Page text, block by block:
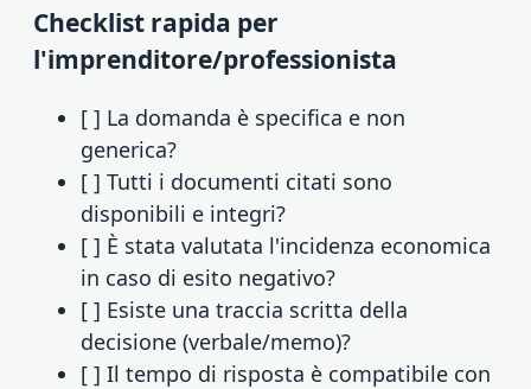
Checklist rapida per
l'imprenditore/professionista
[ ] La domanda è specifica e non
generica?
[ ] Tutti i documenti citati sono
disponibili e integri?
[ ] È stata valutata l'incidenza economica
in caso di esito negativo?
[ ] Esiste una traccia scritta della
decisione (verbale/memo)?
[ ] Il tempo di risposta è compatibile con